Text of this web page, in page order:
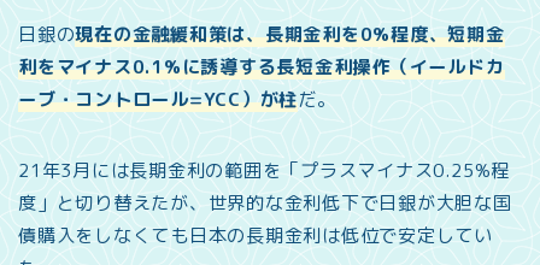
日銀の現在の金融緩和策は、長期金利を0%程度、短期金
利をマイナス0.1%に誘導する長短金利操作（イールドカ
ーブ・コントロール=YCC）が柱だ。
21年3月には長期金利の範囲を「プラスマイナス0.25%程
度」と切り替えたが、世界的な金利低下で日銀が大胆な国
債購入をしなくても日本の長期金利は低位で安定してい